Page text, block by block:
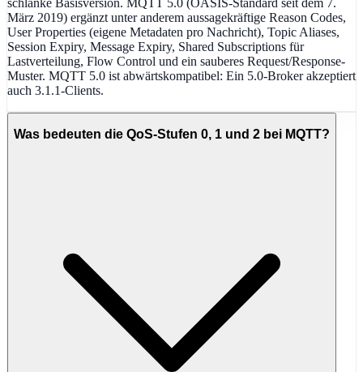
März 2019) ergänzt unter anderem aussagekräftige Reason Codes,
User Properties (eigene Metadaten pro Nachricht), Topic Aliases,
Session Expiry, Message Expiry, Shared Subscriptions für
Lastverteilung, Flow Control und ein sauberes Request/Response-
Muster. MQTT 5.0 ist abwärtskompatibel: Ein 5.0-Broker akzeptiert
auch 3.1.1-Clients.
Was bedeuten die QoS-Stufen 0, 1 und 2 bei MQTT?